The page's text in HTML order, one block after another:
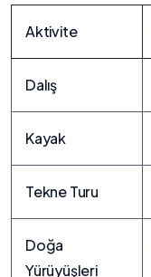
Aktivite
Dalış
Kayak
Tekne ​Turu
Doğa ​
Yürüyüşleri